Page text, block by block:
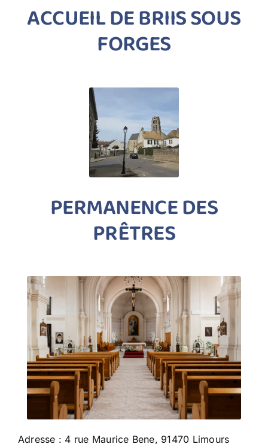
ACCUEIL DE BRIIS SOUS
FORGES
PERMANENCE DES
PRÊTRES
Adresse : 4 rue Maurice Bene, 91470 Limours